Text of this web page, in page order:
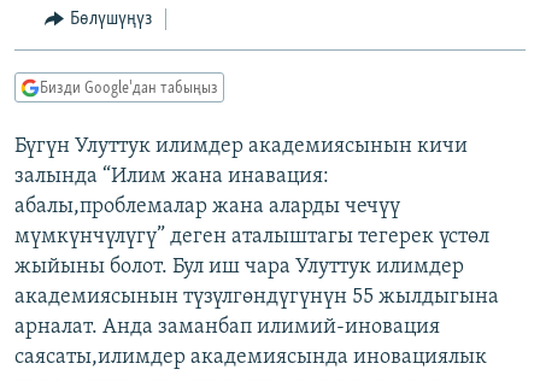
МАДАНИЯТ
ТВ ПРОГРАММАЛАР
ЭКСПЕРТТЕР ТАЛДАЙТ
БИЗ ЖАНА ДҮЙНӨ
ЭЖЕ-СИҢДИЛЕР
ЫҢГАЙСЫЗ СУРООЛОР
ӨЗГӨЧӨ ПИКИР
Русский
ОНЛАЙН ШЕРИНЕ
Бөлүшүңүз
Бизди Google'дан табыңыз
Бүгүн Улуттук илимдер академиясынын кичи
залында “Илим жана инавация:
абалы,проблемалар жана аларды чечүү
мүмкүнчүлүгү” деген аталыштагы тегерек үстөл
жыйыны болот. Бул иш чара Улуттук илимдер
академиясынын түзүлгөндүгүнүн 55 жылдыгына
арналат. Анда заманбап илимий-иновация
саясаты,илимдер академиясында иновациялык